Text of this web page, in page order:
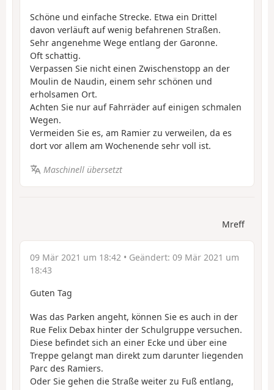
Schöne und einfache Strecke. Etwa ein Drittel
davon verläuft auf wenig befahrenen Straßen.
Sehr angenehme Wege entlang der Garonne.
Oft schattig.
Verpassen Sie nicht einen Zwischenstopp an der
Moulin de Naudin, einem sehr schönen und
erholsamen Ort.
Achten Sie nur auf Fahrräder auf einigen schmalen
Wegen.
Vermeiden Sie es, am Ramier zu verweilen, da es
dort vor allem am Wochenende sehr voll ist.
Maschinell übersetzt
Mreff
09 Mär 2021 um 18:42 • Geändert: 09 Mär 2021 um
18:43
Guten Tag
Was das Parken angeht, können Sie es auch in der
Rue Felix Debax hinter der Schulgruppe versuchen.
Diese befindet sich an einer Ecke und über eine
Treppe gelangt man direkt zum darunter liegenden
Parc des Ramiers.
Oder Sie gehen die Straße weiter zu Fuß entlang,